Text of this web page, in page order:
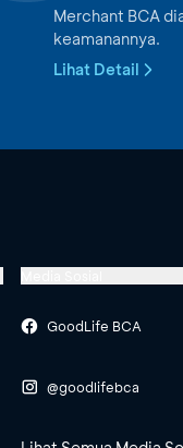
Merchant BCA
keamanannya.
Lihat Detail
GoodLife BCA
@goodlifebca